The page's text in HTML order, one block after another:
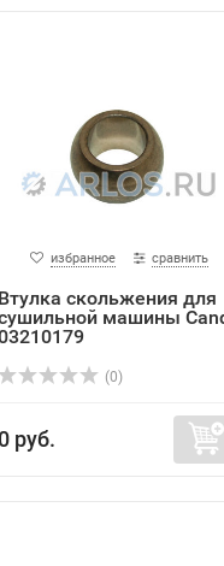
избранное сравнить
Втулка скольжения для
машины
(0)
0 руб.